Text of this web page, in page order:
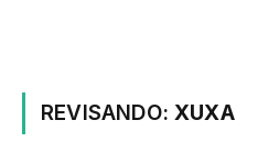
REVISANDO:XUXA